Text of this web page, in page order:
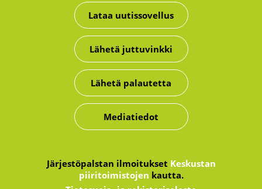
Lataa uutissovellus
Lähetä juttuvinkki
Lähetä palautetta
Mediatiedot
Järjestöpalstan ilmoitukset Keskustan
piiritoimistojen kautta.